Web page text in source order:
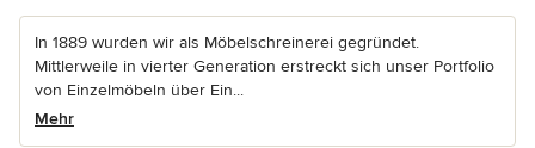
In 1889 wurden wir als Möbelschreinerei gegründet.
Mittlerweile in vierter Generation erstreckt sich unser Portfolio
von Einzelmöbeln über Ein...
Mehr